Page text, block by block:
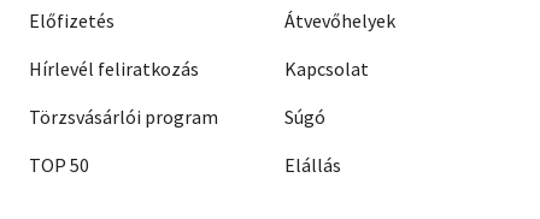
Előfizetés
Hírlevél feliratkozás
Törzsvásárlói program
TOP 50
Átvevőhelyek
Kapcsolat
Súgó
Elállás